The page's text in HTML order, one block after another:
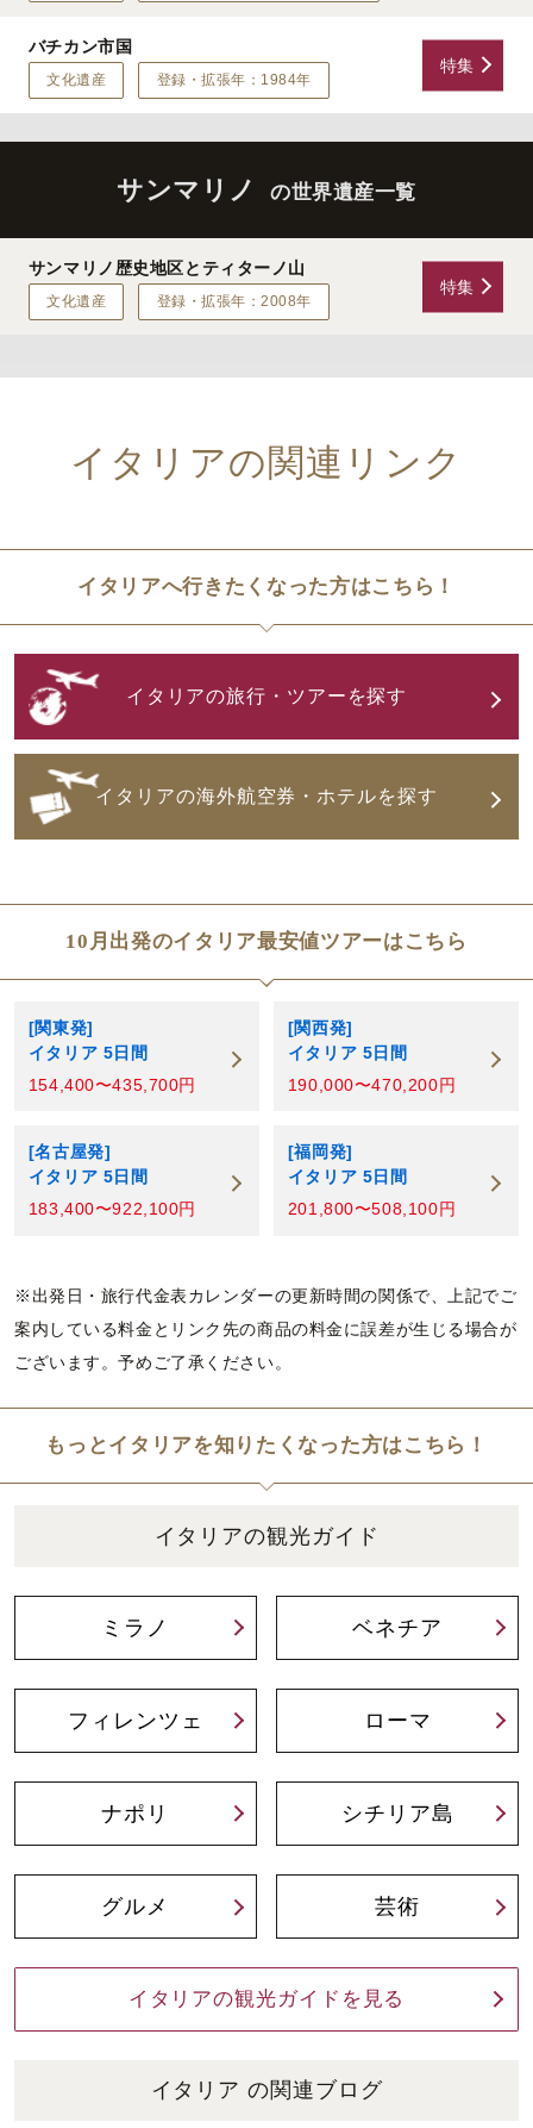
バチカン市国
文化遺産 登録・拡張年：1984年
特集
サンマリノ の世界遺産一覧
サンマリノ歴史地区とティターノ山
文化遺産 登録・拡張年：2008年
特集
イタリアの関連リンク
イタリアへ行きたくなった方はこちら！
イタリアの旅行・ツアーを探す
イタリアの海外航空券・ホテルを探す
10月出発のイタリア最安値ツアーはこちら
[関東発]
イタリア 5日間
154,400〜435,700円
[関西発]
イタリア 5日間
190,000〜470,200円
[名古屋発]
イタリア 5日間
183,400〜922,100円
[福岡発]
イタリア 5日間
201,800〜508,100円
※出発日・旅行代金表カレンダーの更新時間の関係で、上記でご
案内している料金とリンク先の商品の料金に誤差が生じる場合が
ございます。予めご了承ください。
もっとイタリアを知りたくなった方はこちら！
イタリアの観光ガイド
ミラノ ベネチア
フィレンツェ ローマ
ナポリ シチリア島
グルメ 芸術
イタリアの観光ガイドを見る
イタリア の関連ブログ